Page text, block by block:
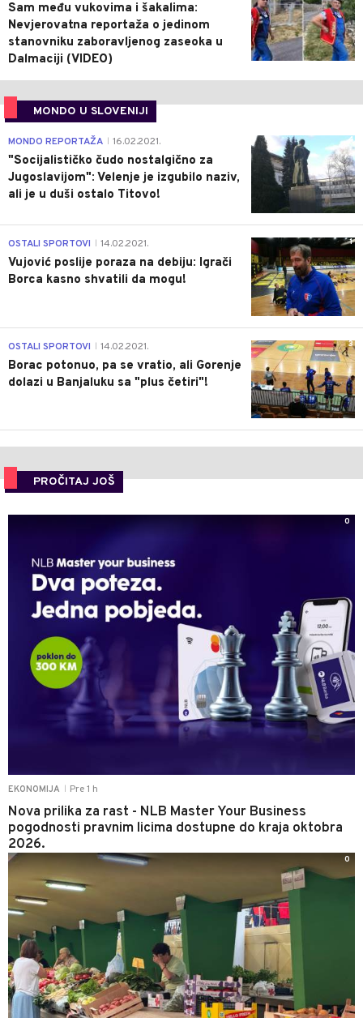
Sam među vukovima i šakalima:
Nevjerovatna reportaža o jedinom
stanovniku zaboravljenog zaseoka u
Dalmaciji (VIDEO)
MONDO U SLOVENIJI
4
MONDO REPORTAŽA 16.02.2021.
"Socijalističko čudo nostalgično za
Jugoslavijom": Velenje je izgubilo naziv,
ali je u duši ostalo Titovo!
1
OSTALI SPORTOVI 14.02.2021.
Vujović poslije poraza na debiju: Igrači
Borca kasno shvatili da mogu!
3
OSTALI SPORTOVI 14.02.2021.
Borac potonuo, pa se vratio, ali Gorenje
dolazi u Banjaluku sa "plus četiri"!
PROČITAJ JOŠ
EKONOMIJA Pre 1 h
Nova prilika za rast - NLB Master Your Business
pogodnosti pravnim licima dostupne do kraja oktobra
2026.
0
0